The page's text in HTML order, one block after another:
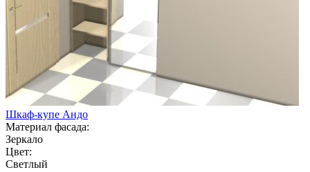
Шкаф-купе Андо
Материал фасада:
Зеркало
Цвет:
Светлый